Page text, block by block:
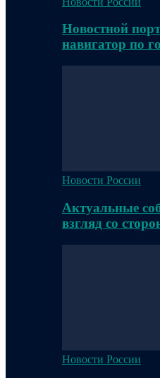
Новостной
навигатор по
Новости России
Актуальные
взгляд со
Новости России